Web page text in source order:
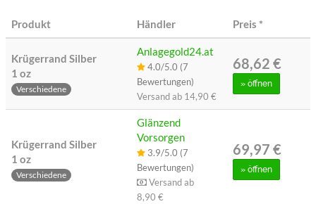
Produkt Händler Preis *
Krügerrand Silber
1 oz
Verschiedene
Anlagegold24.at
4.0/5.0 (7
Bewertungen)
Versand ab 14,90 €
68,62 €
» öffnen
Krügerrand Silber
1 oz
Verschiedene
Glänzend
Vorsorgen
3.9/5.0 (7
Bewertungen)
Versand ab
8,90 €
69,97 €
» öffnen